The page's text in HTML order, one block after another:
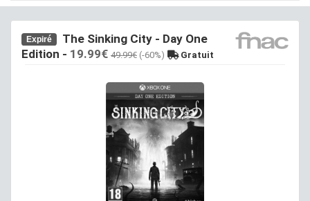
Expiré
The Sinking City - Day One
Edition - 19.99€ 49.99€ (-60%) Gratuit